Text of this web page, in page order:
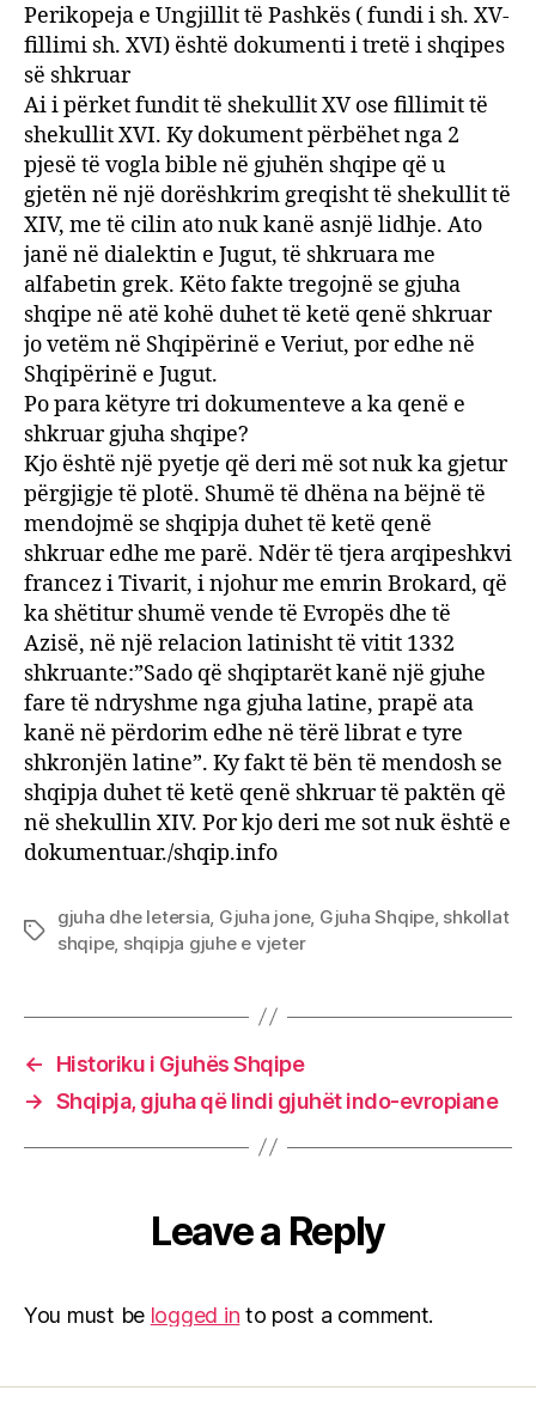
Perikopeja e Ungjillit të Pashkës ( fundi i sh. XV-
fillimi sh. XVI) është dokumenti i tretë i shqipes
së shkruar
Ai i përket fundit të shekullit XV ose fillimit të
shekullit XVI. Ky dokument përbëhet nga 2
pjesë të vogla bible në gjuhën shqipe që u
gjetën në një dorëshkrim greqisht të shekullit të
XIV, me të cilin ato nuk kanë asnjë lidhje. Ato
janë në dialektin e Jugut, të shkruara me
alfabetin grek. Këto fakte tregojnë se gjuha
shqipe në atë kohë duhet të ketë qenë shkruar
jo vetëm në Shqipërinë e Veriut, por edhe në
Shqipërinë e Jugut.
Po para këtyre tri dokumenteve a ka qenë e
shkruar gjuha shqipe?
Kjo është një pyetje që deri më sot nuk ka gjetur
përgjigje të plotë. Shumë të dhëna na bëjnë të
mendojmë se shqipja duhet të ketë qenë
shkruar edhe me parë. Ndër të tjera arqipeshkvi
francez i Tivarit, i njohur me emrin Brokard, që
ka shëtitur shumë vende të Evropës dhe të
Azisë, në një relacion latinisht të vitit 1332
shkruante:”Sado që shqiptarët kanë një gjuhe
fare të ndryshme nga gjuha latine, prapë ata
kanë në përdorim edhe në tërë librat e tyre
shkronjën latine”. Ky fakt të bën të mendosh se
shqipja duhet të ketë qenë shkruar të paktën që
në shekullin XIV. Por kjo deri me sot nuk është e
dokumentuar./shqip.info
Tags
gjuha dhe letersia Gjuha jone, Gjuha Shqipe, shkollat
shqipe, shqipja gjuhe e vjeter
←
Historiku i Gjuhës Shqipe
→ Shqipja, gjuha që lindi gjuhët indo-evropiane
Leave a Reply
You must be logged in to post a comment.